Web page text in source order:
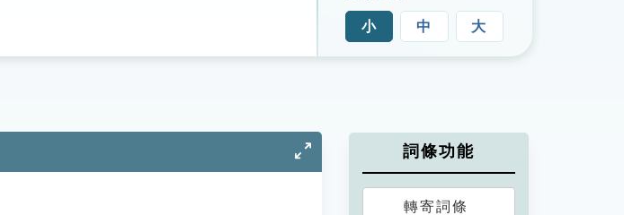
小 中 大
詞條功能
轉寄詞條